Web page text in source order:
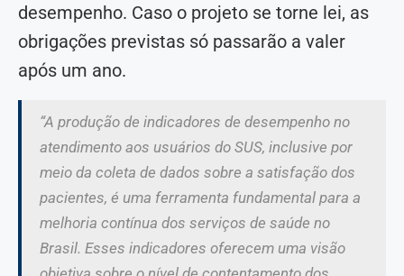
desempenho. Caso o projeto se torne lei, as
obrigações previstas só passarão a valer
após um ano.
“A produção de indicadores de desempenho no
atendimento aos usuários do SUS, inclusive por
meio da coleta de dados sobre a satisfação dos
pacientes, é uma ferramenta fundamental para a
melhoria contínua dos serviços de saúde no
Brasil. Esses indicadores oferecem uma visão